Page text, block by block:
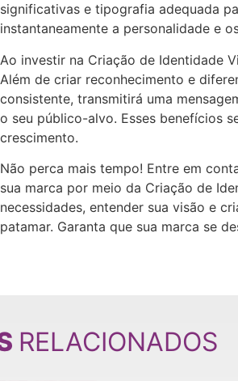
significativas e tipografia adequada
instantaneamente a personalidade e
Ao investir na Criação de Identidade
Além de criar reconhecimento e
consistente, transmitirá uma
o seu público-alvo. Esses benefícios
crescimento.
Não perca mais tempo! Entre em
sua marca por meio da Criação de
necessidades, entender sua visão e
patamar. Garanta que sua marca se
RELACIONADOS